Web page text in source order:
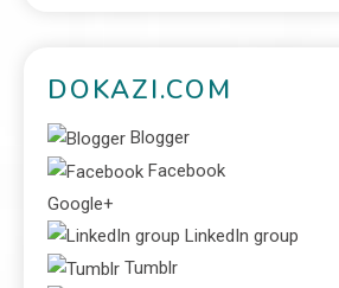
DOKAZI.COM
Blogger
Facebook
Google+
LinkedIn group
Tumblr